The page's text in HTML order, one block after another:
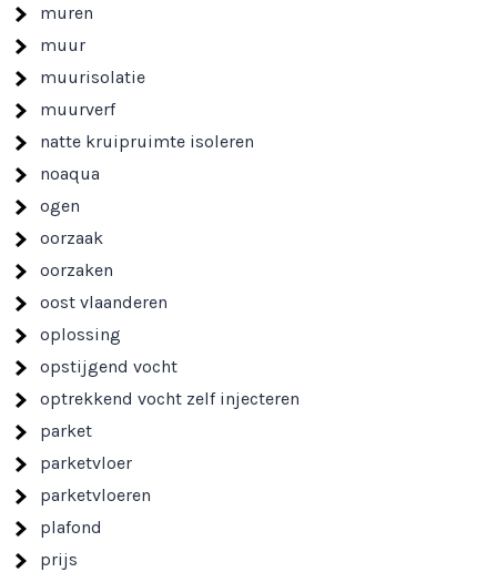
muren
muur
muurisolatie
muurverf
natte kruipruimte isoleren
noaqua
ogen
oorzaak
oorzaken
oost vlaanderen
oplossing
opstijgend vocht
optrekkend vocht zelf injecteren
parket
parketvloer
parketvloeren
plafond
prijs